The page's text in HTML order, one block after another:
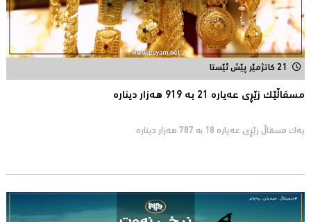
21 کاتژمێر پێش ئێستا
مسقاڵێک زێڕی عەیارە 21 بە 919 هەزار دینارە
یەک مسقاڵ زێڕی عەیارە 18 به 787 هەزار دینارە